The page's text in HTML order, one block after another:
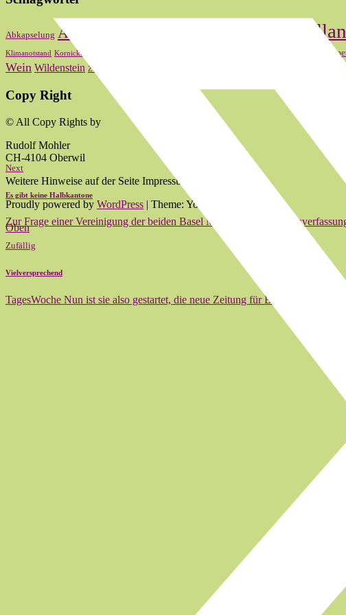
Abkapselung Abstimmung
Klimanotstand Kornicker
Wein Wildenstein Zum 2020
Copy Right
© All Copy Rights by
Rudolf Mohler
CH-4104 Oberwil
Weitere Hinweise auf der Seite Impressum.
Proudly powered by WordPress | Theme: Yoko von
Oben
Next
Es gibt keine Halbkantone
Zur Frage einer Vereinigung der beiden Basel Mit der neuen
Zufällig
Vielversprechend
TagesWoche Nun ist sie also gestartet, die neue Zeitung für Basel und die